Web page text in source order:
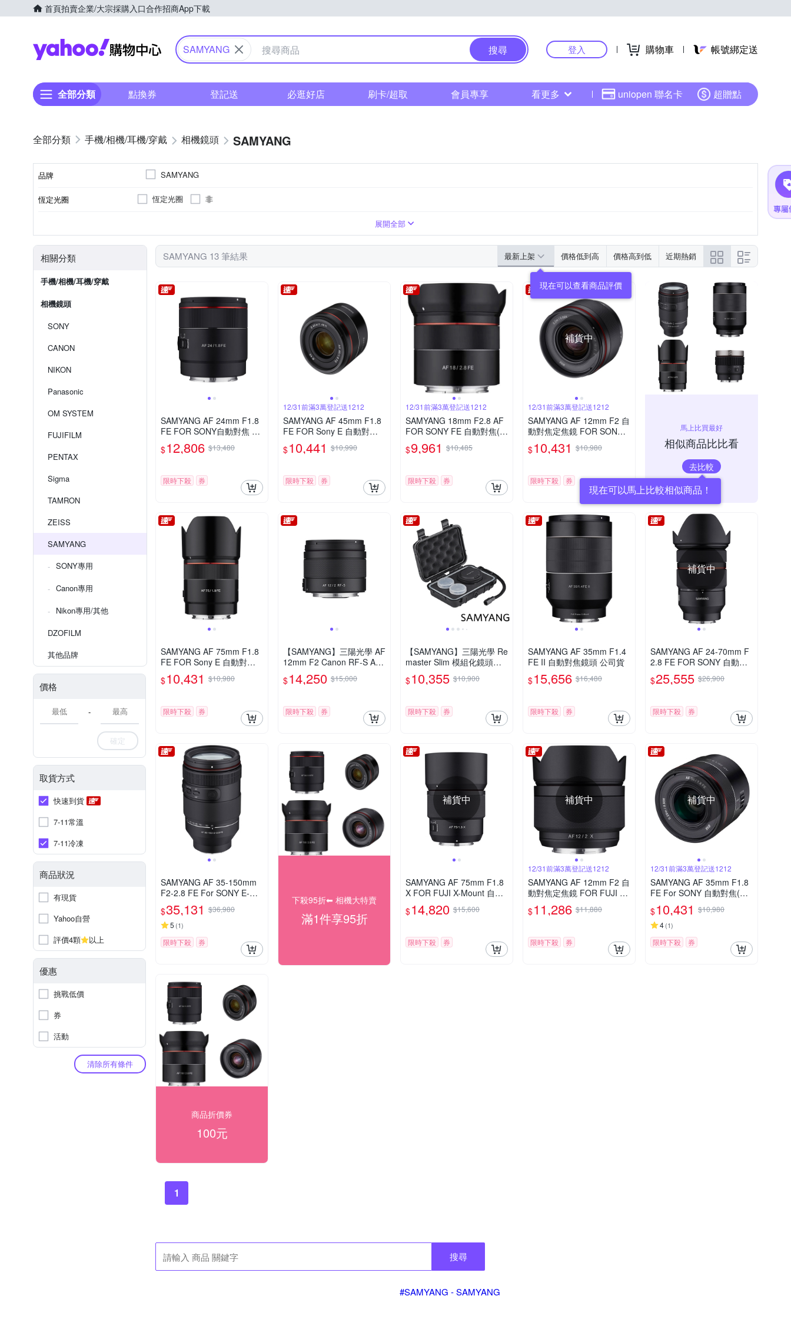
首頁拍賣企業/大宗採購入口合作招商App下載
Yahoo購物中心
SAMYANG 搜尋 登入 購物車 帳號綁定送
全部分類 點換券 登記送 必逛好店 刷卡/超取 會員專享 看更多 uniopen 聯名卡 超贈點
手機/相機/耳機/穿戴 相機鏡頭 SAMYANG
品牌 SAMYANG
恆定光圈 恆定光圈 非
超廣角定焦
展開全部
相關分類
手機/相機/耳機/穿戴
相機鏡頭
SONY
CANON
NIKON
Panasonic
OM SYSTEM
FUJIFILM
PENTAX
Sigma
TAMRON
ZEISS
SAMYANG
SONY專用
Canon專用
Nikon專用/其他
DZOFILM
其他品牌
價格
-
確定
取貨方式
快速到貨
7-11常溫
7-11冷凍
商品狀況
有現貨
Yahoo自營
評價4顆
以上
優惠
挑戰低價
券
活動
清除所有條件
SAMYANG 13 筆結果 最新上架 價格低到高 價格高到低 近期熱銷
現在可以查看商品評價
SAMYANG AF 24mm F1.8
FE FOR SONY自動對焦 廣
角定焦鏡頭 (公司貨)
$12,806 $13,480
限時下殺 券
12/31前滿3萬登記送1212
SAMYANG AF 45mm F1.8
FE FOR Sony E 自動對焦
(公司貨)
$10,441 $10,990
限時下殺 券
12/31前滿3萬登記送1212
SAMYANG 18mm F2.8 AF
FOR SONY FE 自動對焦(公
司貨)
$9,961 $10,485
限時下殺 券
補貨中
12/31前滿3萬登記送1212
SAMYANG AF 12mm F2 自
動對焦定焦鏡 FOR SONY E
接環 (公司貨)
$10,431 $10,980
限時下殺 券
馬上比買最好
相似商品比比看
去比較
現在可以馬上比較相似商品！
SAMYANG AF 75mm F1.8
FE FOR Sony E 自動對焦
(公司貨)
$10,431 $10,980
限時下殺 券
【SAMYANG】三陽光學 AF
12mm F2 Canon RF-S AP
S-C 自動對焦鏡頭 公司貨
$14,250 $15,000
限時下殺 券
【SAMYANG】三陽光學 Re
master Slim 模組化鏡頭套
組 公司貨
$10,355 $10,900
限時下殺 券
SAMYANG AF 35mm F1.4
FE II 自動對焦鏡頭 公司貨
$15,656 $16,480
限時下殺 券
補貨中
SAMYANG AF 24-70mm F
2.8 FE FOR SONY 自動對
焦 公司貨
$25,555 $26,900
限時下殺 券
SAMYANG AF 35-150mm
F2-2.8 FE For SONY E-Mo
unt 自動對焦鏡頭 公司貨
$35,131 $36,980
5 (1)
限時下殺 券
下殺95折⬅︎ 相機大特賣
滿1件享95折
補貨中
SAMYANG AF 75mm F1.8
X FOR FUJI X-Mount 自動
對焦鏡頭 公司貨
$14,820 $15,600
限時下殺 券
補貨中
12/31前滿3萬登記送1212
SAMYANG AF 12mm F2 自
動對焦定焦鏡 FOR FUJI X
(公司貨)
$11,286 $11,880
限時下殺 券
補貨中
12/31前滿3萬登記送1212
SAMYANG AF 35mm F1.8
FE For SONY 自動對焦(公
司貨)
$10,431 $10,980
4(1)
限時下殺 券
商品折價券
100元
1
搜尋
#SAMYANG - SAMYANG